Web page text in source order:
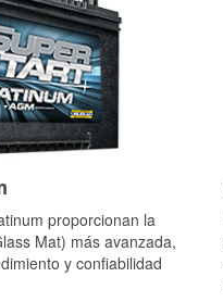
proporcionan la
Mat) más avanzada,
y confiabilidad